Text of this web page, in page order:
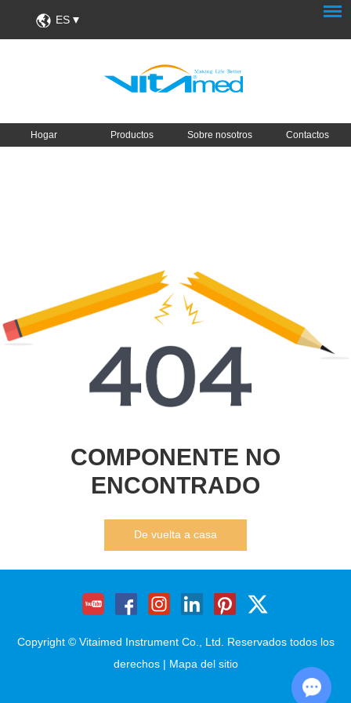
ES
Hogar Productos Sobre nosotros Contactos
COMPONENTE NO
ENCONTRADO
De vuelta a casa
Copyright © Vitaimed Instrument Co., Ltd. Reservados todos los
derechos | Mapa del sitio